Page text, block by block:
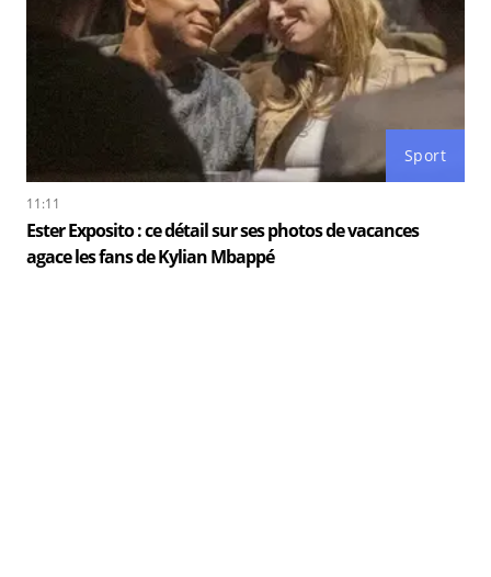
Sport
11:11
Ester Exposito : ce détail sur ses photos de vacances
agace les fans de Kylian Mbappé